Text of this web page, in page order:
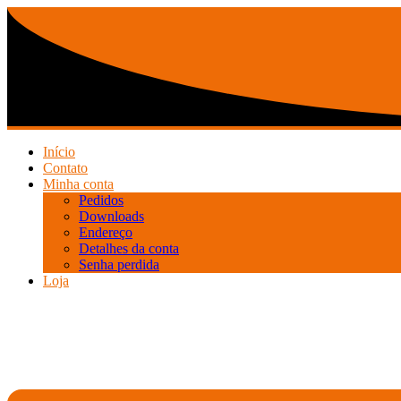
Ir
para
Início
Contato
Minha conta
Pedidos
Downloads
Endereço
Detalhes da conta
Senha perdida
Loja